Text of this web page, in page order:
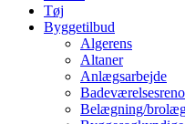
Tøj
Byggetilbud
Algerens
Altaner
Anlægsarbejde
Belægning/